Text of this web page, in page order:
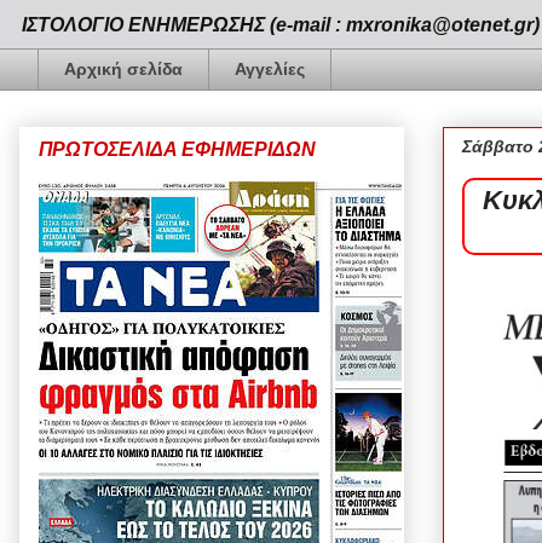
ΙΣΤΟΛΟΓΙΟ ΕΝΗΜΕΡΩΣΗΣ (e-mail :
Αρχική σελίδα Αγγελίες
Σάββατο
ΠΡΩΤΟΣΕΛΙΔΑ ΕΦΗΜΕΡΙΔΩΝ